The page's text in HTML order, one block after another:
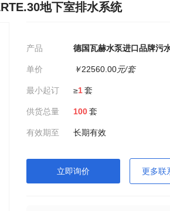
地下室排水系统
产品 德国瓦赫水泵进口品牌污
单价 ￥22560.00元/套
最小起订 ≥1套
供货总量 100套
有效期至 长期有效
立即询价 更多联